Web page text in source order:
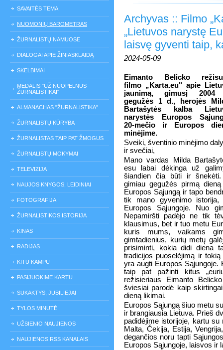
SAVAITĖS TEMA
NUOMONIŲ BAROMETRAS
ŽURNALISTŲ NAMUOSE
DIALOGAI APIE ŽINIASKLAIDĄ
SKELBIMAI
MEDALIS "UŽ NUOPELNUS
ŽURNALISTIKAI"
ALMANACHAS "ŽURNALISTIKA"
ŽURNALISTŲ KŪRYBA
ŽURNALISTAS TAIP PAT ŽMOGUS
ŽURNALISTŲ MOKYMAI
TELEVIZIJA
NAUJOS KNYGOS, LEIDINIAI
FOTOGRAFIJA
ŽURNALISTIKOS ISTORIJA
KINAS
RADIJAS
KITU KAMPU
PASIJUOKIME KARTU
SUKAKTYS, JUBILIEJAI
TYLOS MINUTĖ
UŽSIENIO NAUJIENOS
NAUJIENOS RSS KANALAIS
Archyvas :: Filmo
„Lietuvos narystę
laisvę gyventi taip,
2024-05-09
Eimanto Belicko
filmo „Karta.eu" apie
jaunimą, gimusį 2004
gegužės 1 d., herojės
Bartašytės kalba
narystės Europos
20-mečio ir Europos
minėjime.
Sveiki, šventinio minėjimo
ir svečiai,
Mano vardas Milda
esu labai dėkinga už
šiandien čia būti ir
gimiau gegužės pirmą
Europos Sąjungą ir tapo
tik mano gyvenimo
Europos Sąjungoje. Nuo
Nepamiršti padėjo ne tik
klausimus, bet ir tuo metu
kuris mums, vaikams
gimtadienius, kurių metų
prisiminti, kokia didi diena
tradicijos puoselėjimą ir
yra augti Europos Sąjungoje.
taip pat pažinti kitus
režisieriaus Eimanto
šviesiai parodė kaip
dieną likimai.
Europos Sąjungą šiuo metu
ir brangiausia Lietuva. Prieš
padidėjime istorijoje, kartu
Malta, Čekija, Estija,
degančios noru tapti
Europos Sąjungoje, laisvos ir